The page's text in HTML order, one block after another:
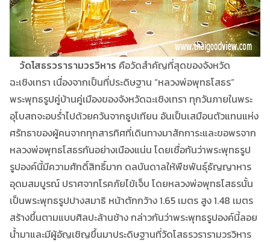
วัดโสธรวรารามวรวิหาร คือวัดสำคัญที่สุดของจังหวัด
ฉะเชิงเทรา เนื่องจากเป็นที่ประดิษฐาน “หลวงพ่อพุทธโสธร”
พระพุทธรูปคู่บ้านคู่เมืองของจังหวัดฉะเชิงเทรา ทุกวันภายในพระ
อุโบสถจะอบร่ำไปด้วยควันจากธูปเทียน อันเป็นเสมือนตัวแทนแห่ง
ศรัทธาของผู้คนจากทุกสารทิศที่เดินทางมาสักการะและขอพรจาก
หลวงพ่อพุทธโสธรกันอย่างเนืองแน่น โดยเชื่อกันว่าพระพุทธรูป
รูปองค์นี้มีความศักดิ์สิทธิ์มาก ดลบันดาลให้พืชพันธุ์ธัญญาหาร
อุดมสมบูรณ์ ปราศจากโรคภัยไข้เจ็บ โดยหลวงพ่อพุทธโสธรนั้น
เป็นพระพุทธรูปปางสมาธิ หน้าตักกว้าง 1.65 เมตร สูง 1.48 เมตร
สร้างขึ้นตามแบบศิลปะล้านช้าง กล่าวกันว่าพระพุทธรูปองค์นี้ลอย
น้ำมาและมีผู้อัญเชิญขึ้นมาประดิษฐานที่วัดโสธรวรารามวรวิหาร